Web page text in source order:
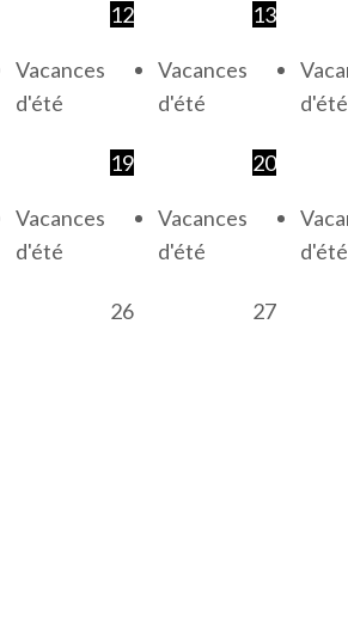
Vacances
d'été
12
Vacances
d'été
13
d'été
Vacances
d'été
19
Vacances
d'été
20
d'été
26
27